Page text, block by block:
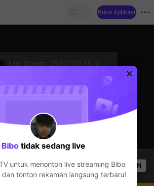
Buka Aplikasi
Last Stream:
28/5/2026 14.10
sedang siaran langsung!
3.6k Penonton OPEN
Bibo tidak sedang live
untuk menonton live streaming Bibo
tonton rekaman langsung terbaru!